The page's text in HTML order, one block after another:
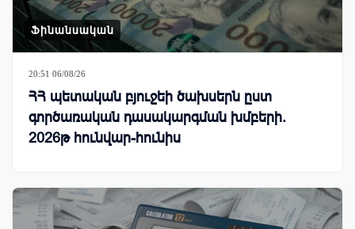
Ֆինանսական
20:51 06/08/26
ՀՀ պետական բյուջեի ծախսերն ըստ
գործառական դասակարգման խմբերի.
2026թ հունվար-հունիս